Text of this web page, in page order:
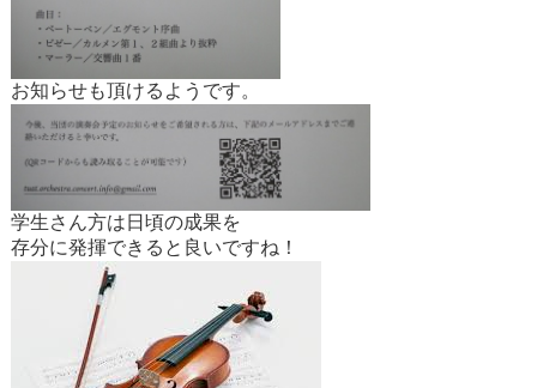
お知らせも頂けるようです。
学生さん方は日頃の成果を
存分に発揮できると良いですね！